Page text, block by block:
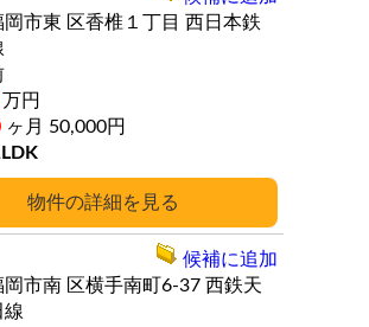
詳細
岡市東 区香椎１丁目 西日本鉄
万円
ヶ月 50,000円
岡市南 区横手南町6-37 西鉄天
線
候補に追加